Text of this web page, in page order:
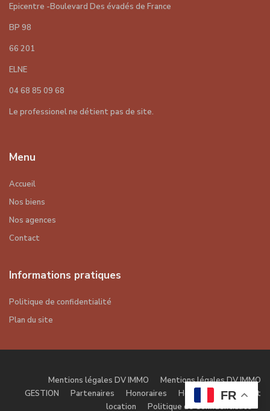
Epicentre -Boulevard Des évadés de France
BP 98
66 201
ELNE
04 68 85 09 68
Le professionel ne détient pas de site.
Menu
Accueil
Nos biens
Nos agences
Contact
Informations pratiques
Politique de confidentialité
Plan du site
Mentions légales DV IMMO
Mentions légales DV IMMO
GESTION
Partenaires Honoraires
Honoraires gestion et
location
Politique de Confidentialité
FR